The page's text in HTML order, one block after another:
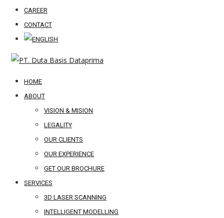
CAREER
CONTACT
HOME
ABOUT
VISION & MISION
LEGALITY
OUR CLIENTS
OUR EXPERIENCE
GET OUR BROCHURE
SERVICES
3D LASER SCANNING
INTELLIGENT MODELLING